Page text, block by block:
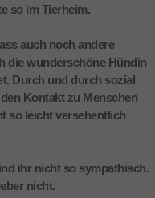
so im Tierheim.
auch noch andere
die wunderschöne Hündin
Durch und durch sozial
Kontakt zu Menschen
so leicht versehentlich
ihr nicht so sympathisch.
nicht.